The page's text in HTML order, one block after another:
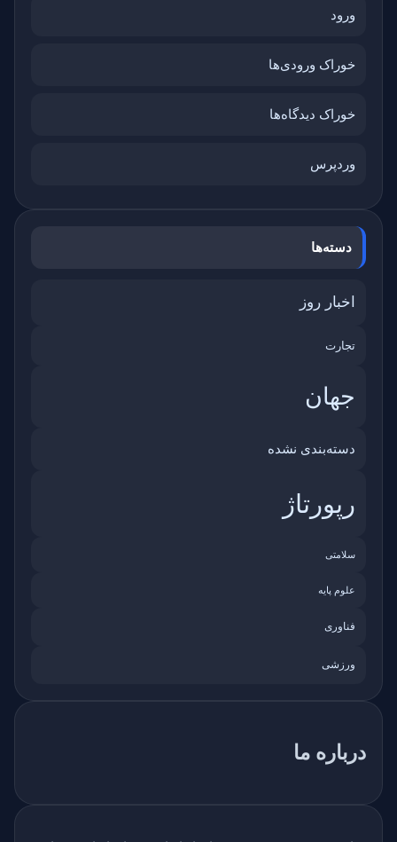
ورود
خوراک ورودی‌ها
خوراک دیدگاه‌ها
وردپرس
دسته‌ها
اخبار روز
تجارت
جهان
دسته‌بندی نشده
رپورتاژ
سلامتی
علوم پایه
فناوری
ورزشی
درباره ما